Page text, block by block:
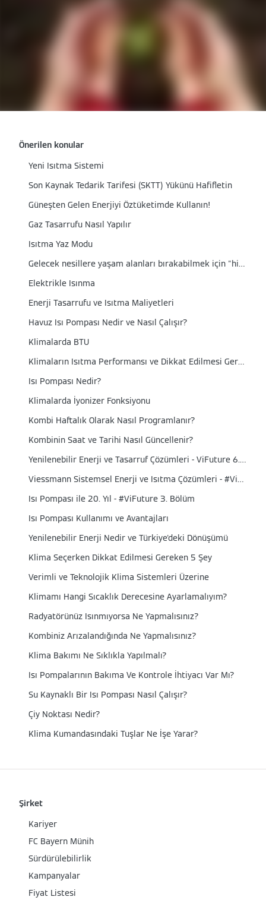
Önerilen konular
Yeni Isıtma Sistemi
Son Kaynak Tedarik Tarifesi (SKTT) Yükünü Hafifletin
Güneşten Gelen Enerjiyi Öztüketimde Kullanın!
Gaz Tasarrufu Nasıl Yapılır
Isıtma Yaz Modu
Gelecek nesillere yaşam alanları bırakabilmek için "hidrojen hazır" kombi
Elektrikle Isınma
Enerji Tasarrufu ve Isıtma Maliyetleri
Havuz Isı Pompası Nedir ve Nasıl Çalışır?
Klimalarda BTU
Klimaların Isıtma Performansı ve Dikkat Edilmesi Gereken Noktalar
Isı Pompası Nedir?
Klimalarda İyonizer Fonksiyonu
Kombi Haftalık Olarak Nasıl Programlanır?
Kombinin Saat ve Tarihi Nasıl Güncellenir?
Yenilenebilir Enerji ve Tasarruf Çözümleri - ViFuture 6. Bölüm
Viessmann Sistemsel Enerji ve Isıtma Çözümleri - #ViFuture 4. Bölüm
Isı Pompası ile 20. Yıl - #ViFuture 3. Bölüm
Isı Pompası Kullanımı ve Avantajları
Yenilenebilir Enerji Nedir ve Türkiye'deki Dönüşümü
Klima Seçerken Dikkat Edilmesi Gereken 5 Şey
Verimli ve Teknolojik Klima Sistemleri Üzerine
Klimamı Hangi Sıcaklık Derecesine Ayarlamalıyım?
Radyatörünüz Isınmıyorsa Ne Yapmalısınız?
Kombiniz Arızalandığında Ne Yapmalısınız?
Klima Bakımı Ne Sıklıkla Yapılmalı?
Isı Pompalarının Bakıma Ve Kontrole İhtiyacı Var Mı?
Su Kaynaklı Bir Isı Pompası Nasıl Çalışır?
Çiy Noktası Nedir?
Klima Kumandasındaki Tuşlar Ne İşe Yarar?
Şirket
Kariyer
FC Bayern Münih
Sürdürülebilirlik
Kampanyalar
Fiyat Listesi